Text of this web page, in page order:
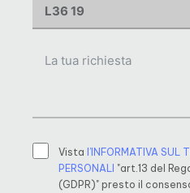
Vista l’INFORMATIVA SUL
PERSONALI
"art.13 del
(GDPR)" presto il